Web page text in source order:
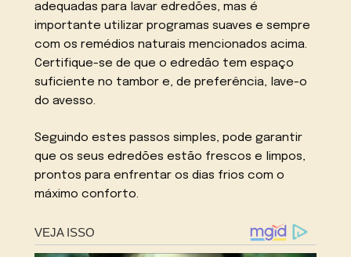
adequadas para lavar edredões, mas é
importante utilizar programas suaves e sempre
com os remédios naturais mencionados acima.
Certifique-se de que o edredão tem espaço
suficiente no tambor e, de preferência, lave-o
do avesso.
Seguindo estes passos simples, pode garantir
que os seus edredões estão frescos e limpos,
prontos para enfrentar os dias frios com o
máximo conforto.